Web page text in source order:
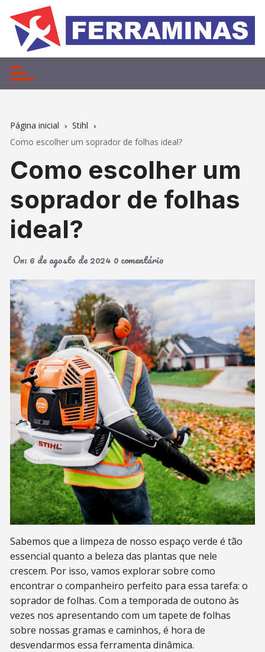
para
conteúdo
Página inicial
Stihl
Como escolher um soprador de folhas ideal?
Como escolher um
soprador de folhas
ideal?
On: 6 de agosto de 2024 0 comentário
Sabemos que a limpeza de nosso espaço verde é tão
essencial quanto a beleza das plantas que nele
crescem. Por isso, vamos explorar sobre como
encontrar o companheiro perfeito para essa tarefa: o
soprador de folhas. Com a temporada de outono às
vezes nos apresentando com um tapete de folhas
sobre nossas gramas e caminhos, é hora de
desvendarmos essa ferramenta dinâmica.